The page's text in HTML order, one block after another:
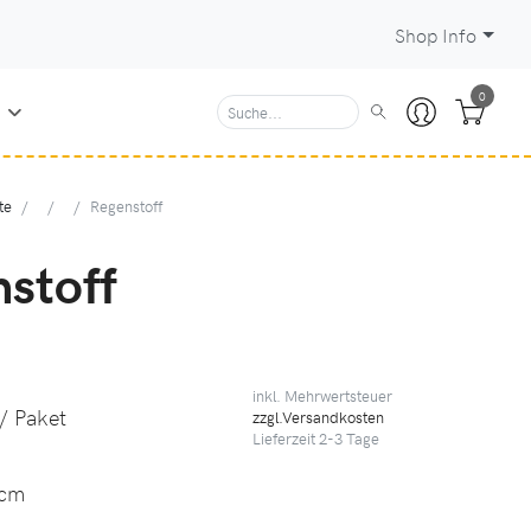
Shop Info
0
Regenstoff
/ Paket
inkl. Mehrwertsteuer
zzgl.Versandkosten
Lieferzeit 2-3Tage